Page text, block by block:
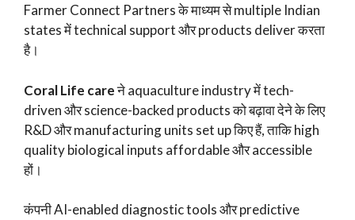
Farmer Connect Partners के माध्यम से multiple Indian
states में technical support और products deliver करता
है।
Coral Life careने aquaculture industry में tech-
driven और science-backed products को बढ़ावा देने के लिए
R&D और manufacturing units set up किए हैं, ताकि high
quality biological inputs affordable और accessible
हों।
कंपनी AI-enabled diagnostic tools और predictive